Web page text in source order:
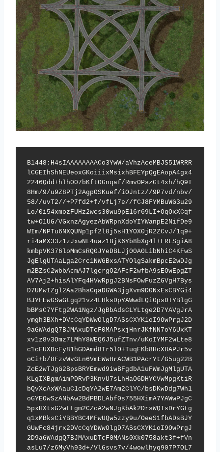
B1448:H4sIAAAAAAAACo3YwW/aVhzAceMBJS51WRRR
lCGEIhShNEUeoxGKoiiixMsixhBFEYpQgEAopA4gx4
2246Qdd+hlh007bKftOGnqaf/Rmv0PszGt4xh/hQ9I
8Hm/9/u9Z8PTj2AgpOSKuef/iOJntz//9P7vd/nbv/
58//uvT2//+P7fd2+f/vfLj7e//fCJ8FYMBuWG3u29
Lo/0i54xmozFUHz2wcs30wu9pE16r69LI+OqOxXCqf
tw+O1UG/VGxnzAgyezAbWRpnXdoYIYWanpE2NifDe9
WIm/NPTu6NXQUNp1pf2l0j5sH1YOX0jR2ZCvJ/1q9+
ri4aMX33z1zJxwNL4uaz1BjK6Yb8bXg4l+FRLSgiA8
kmbpVK376loMmCsRQ0JYeDBLJj00A0LibNhiC4KFwS
JgElgUTAaLga2Crc1NWGBxsATYOlgSakmBpcE2wDJg
m2BZsC2wbbAcmAJ7lgcrgO2AFcF2wfbA9sEOwEpgZT
AV7Aj2+hisAlYFq4HVwRpgJ2BNsFOwFuzZGVgH7Bys
D7UMwIZgl2Aa2BhsCqaDGWA3jgXvm9D0NxEsCBYGi4
BJYFEwGSwGtgq21vz4LHksDpYAWwdLQi0psDTYBlgG
bBMsC7YFtg2WA1Ngz/JgBbAdsCLYLtge2D7YAVgJrA
ymgh3BXh+DVcCqYDWwOlgD7ASsCXYK1oI9OwPrgJ2D
9aGWAdgQ7BJMAxuDTcF0MAPsxjHnrJKfNN7oY6UxKT
xv1z8v3Omz7LMhY8WEQ6J5ufZTnv/uKoIYMF2wLte8
c1cFUXDcEy81hGDAmd8Tr5lO+TuqEKb8HcX8APJr5v
oCi+b/8FzvWvGLn6VmEWwHrACWB1PAcrYt/G5ug22B
ZcE2wTJgG2BpsBRYEmwd9iwBFgdbA1uFWmJgMlgUTA
KLgIXBgmAimPDRvP3KnvU7sLhHaO6DHYCVwMpgKtiR
bQvXcAxWAauC1cDqYA2wE7Am2ClYC/bsDKwDdg7Wh1
oGYEOwSzANbAw2BdPBDLAbf0s755HXimA7YAWwPJgC
5pxHXtsG2wLLgm2CZcA2wNJgKbAk2DrsWQIsDrYGtg
q1xMBksCiYBBYBC4MFwUQw5zzy9u/OeeS1fbADsBJY
GUwFc84jrx2DVcCqYDWwOlgD7ASsCXYK1oI9OwPrgJ
2D9aGWAdgQ7BJMAxuDTcF0MANs0Xk0758akt3f+fVn
asLu7/z6MyVh93d+/VlGsvs7v/4wowlhyq907P7OL7